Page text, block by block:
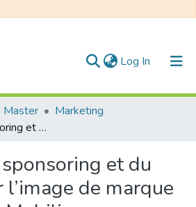
Log In (current)
Master
Marketing
L’Impact du sponsoring et du mécénat sur l’image de marque CAS : ATM- Mobilis
sponsoring et du
l’image de marque